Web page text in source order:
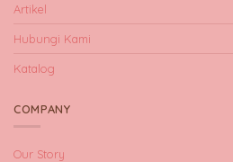
Artikel
Hubungi Kami
Katalog
COMPANY
Our Story